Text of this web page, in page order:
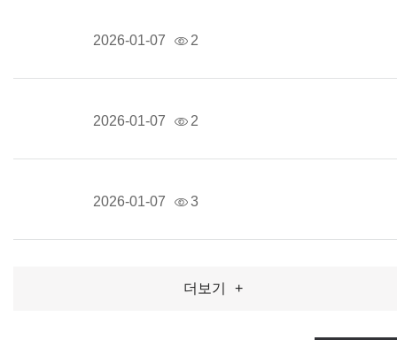
2026-01-07 2
2026-01-07 2
2026-01-07 3
더보기 +